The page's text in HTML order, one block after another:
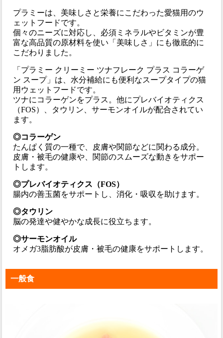
プラミーは、美味しさと栄養にこだわった愛猫用のウ
ェットフードです。
個々のニーズに対応し、必須ミネラルやビタミンが豊
富な高品質の原材料を使い「美味しさ」にも徹底的に
こだわりました。
「プラミー クリーミー ツナフレーク プラス コラーゲ
ン スープ」は、水分補給にも便利なスープタイプの猫
用ウェットフードです。
ツナにコラーゲンをプラス。他にプレバイオティクス
（FOS）、タウリン、サーモンオイルが配合されてい
ます。
◎コラーゲン
たんぱく質の一種で、皮膚や関節などに関わる成分。
皮膚・被毛の健康や、関節のスムーズな動きをサポー
トします。
◎プレバイオティクス（FOS）
腸内の善玉菌をサポートし、消化・吸収を助けます。
◎タウリン
脳の発達や健やかな成長に役立ちます。
◎サーモンオイル
オメガ3脂肪酸が皮膚・被毛の健康をサポートします。
一般食